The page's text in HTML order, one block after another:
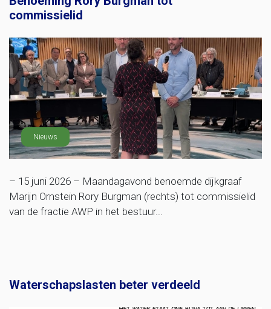
commissielid
Nieuws
– 15 juni 2026 – Maandagavond benoemde dijkgraaf
Marijn Ornstein Rory Burgman (rechts) tot commissielid
van de fractie AWP in het bestuur...
Waterschapslasten beter verdeeld